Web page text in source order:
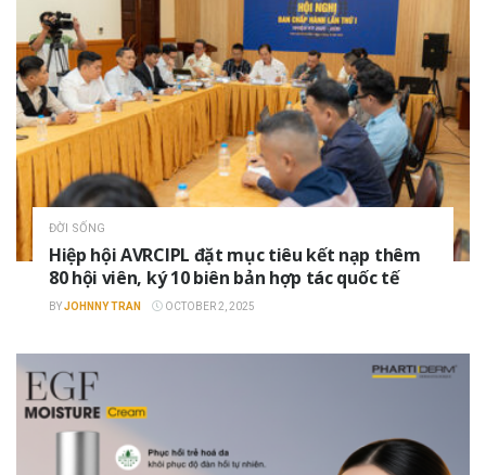
ĐỜI SỐNG
Hiệp hội AVRCIPL đặt mục tiêu kết nạp thêm
80 hội viên, ký 10 biên bản hợp tác quốc tế
BYJOHNNY TRAN OCTOBER 2, 2025